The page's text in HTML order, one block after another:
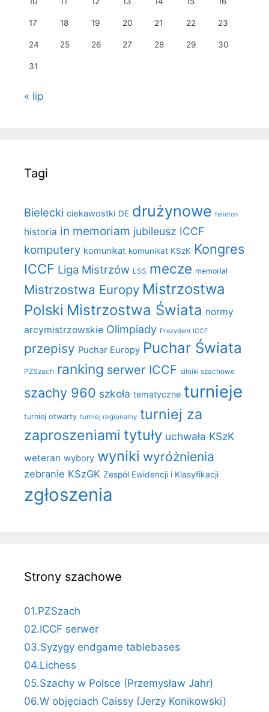
17 18 19 20 21 22 23
24 25 26 27 28 29 30
31
« lip
Tagi
Bielecki ciekawostki DE drużynowe felieton
historia in memoriam jubileusz ICCF
komputery komunikat komunikat KSzK Kongres
ICCF Liga Mistrzów LSS mecze memoriał
Mistrzostwa Europy Mistrzostwa
Polski Mistrzostwa Świata normy
arcymistrzowskie Olimpiady Prezydent ICCF
przepisy Puchar Europy Puchar Świata
PZSzach ranking serwer ICCF silniki szachowe
szachy 960 szkoła tematyczne turnieje
turniej otwarty turniej regionalny turniej za
zaproszeniami tytuły uchwała KSzK
weteran wybory wyniki wyróżnienia
zebranie KSzGK Zespół Ewidencji i Klasyfikacji
zgłoszenia
Strony szachowe
01.PZSzach
02.ICCF serwer
03.Syzygy endgame tablebases
04.Lichess
05.Szachy w Polsce (Przemysław Jahr)
06.W objęciach Caissy (Jerzy Konikowski)